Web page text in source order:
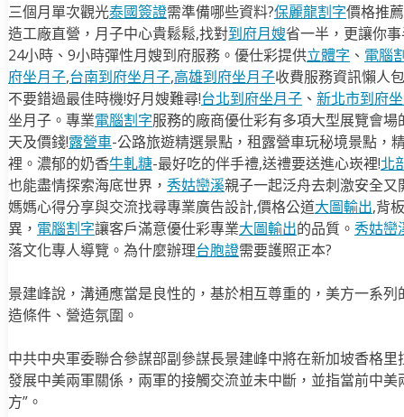
三個月單次觀光泰國簽證需準備哪些資料?保麗龍割字價格推
造工廠直營，月子中心貴鬆鬆,找對到府月嫂省一半，更讓你
24小時、9小時彈性月嫂到府服務。優仕彩提供立體字 、 電腦
府坐月子,台南到府坐月子,高雄到府坐月子收費服務資訊懶人
不要錯過最佳時機!好月嫂難尋!台北到府坐月子、 新北市到府
坐月子。專業電腦割字服務的廠商優仕彩有多項大型展覽會場
天及價錢!露營車-公路旅遊精選景點，租露營車玩秘境景點，
裡。濃郁的奶香牛軋糖-最好吃的伴手禮,送禮要送進心崁裡!北
也能盡情探索海底世界， 秀姑巒溪親子一起泛舟去​刺激安全
媽媽心得分享與交流找尋專業廣告設計,價格公道大圖輸出,背
異， 電腦割字讓客戶滿意優仕彩專業大圖輸出的品質。 秀姑巒
落文化專人導覽。為什麼辦理台胞證需要護照正本?
景建峰說，溝通應當是良性的，基於相互尊重的，美方一系
造條件、營造氛圍。
中共中央軍委聯合參謀部副參謀長景建峰中將在新加坡香格
發展中美兩軍關係，兩軍的接觸交流並未中斷，並指當前中
方”。